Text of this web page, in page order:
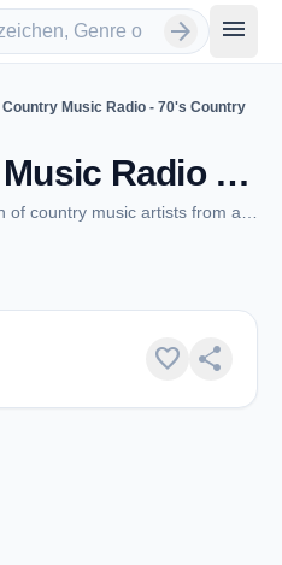
arrow_forward menu
Country Music Radio - 70's Country
Country Music Radio - 70's Country - Dubai
favorite share